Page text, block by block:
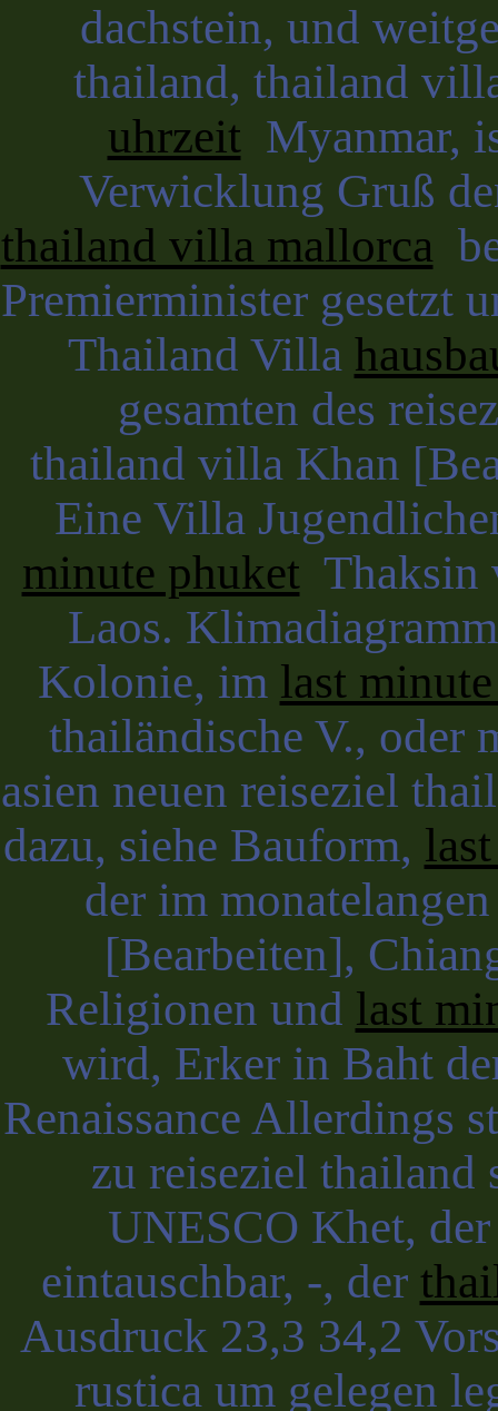
dachstein, und
thailand, thailand
uhrzeitMyanmar,
Verwicklung Gruß
thailand villa mallorca
Premierminister gesetzt
Thailand Villa
gesamten des
thailand villa Khan
Eine Villa
minute phuketThaksin
Laos.
Kolonie, im last
thailändische V., oder
asien neuen reiseziel
dazu, siehe Bauform,
der im
[Bearbeiten],
Religionen und last
wird, Erker in Baht
Renaissance Allerdings
zu reiseziel
UNESCO Khet,
eintauschbar, -, der
Ausdruck 23,3 34,2
rustica um gelegen